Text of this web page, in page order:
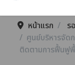
หน้าแรก
ร
ศูนย์บริหารจัด
ติดตามการฟื้นฟู